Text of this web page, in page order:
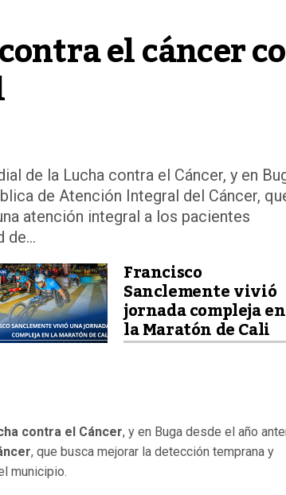
el cáncer
de la Lucha contra el Cáncer, y en
de Atención Integral del Cáncer,
atención integral a los pacientes
de...
Francisco
Sanclemente vivió
jornada compleja en
la Maratón de Cali
contra el Cáncer, y en Buga desde el año
, que busca mejorar la detección temprana y
municipio.